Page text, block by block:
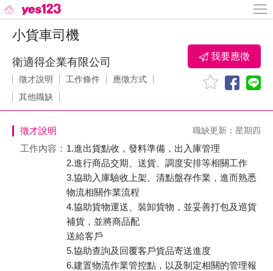
小貨車司機
衛適得企業有限公司
徵才說明 工作條件
應徵方式
其他職缺
我要應徵
徵才說明 職缺更新：星期四
工作內容： 1.進出貨點收，發料準備，出入庫管理
2.進行商品交期、送貨、調度安排等相關工作
3.協助入庫驗收上架、清點盤存作業，進而熟悉
物流相關作業流程
4.協助貨物運送、裝卸貨物，並妥善打包及巡貨
補貨，並將商品配
送給客戶
5.協助查詢及回覆客戶貨品寄送進度
6.建置物流作業管控點，以及制定相關的管理報